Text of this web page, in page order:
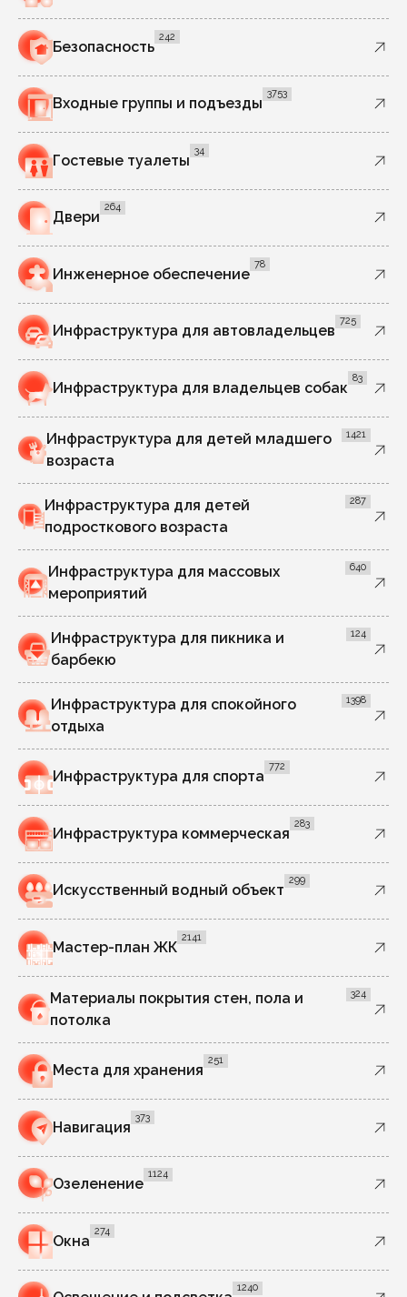
Безопасность
242
Входные группы и подъезды
3753
Гостевые туалеты
34
Двери
264
Инженерное обеспечение
78
Инфраструктура для автовладельцев
725
Инфраструктура для владельцев собак
83
Инфраструктура для детей младшего
возраста
1421
Инфраструктура для детей
подросткового возраста
287
Инфраструктура для массовых
мероприятий
640
Инфраструктура для пикника и
барбекю
124
Инфраструктура для спокойного
отдыха
1398
Инфраструктура для спорта
772
Инфраструктура коммерческая
283
Искусственный водный объект
299
Мастер-план ЖК
2141
Материалы покрытия стен, пола и
потолка
324
Места для хранения
251
Навигация
373
Озеленение
1124
Окна
274
1240